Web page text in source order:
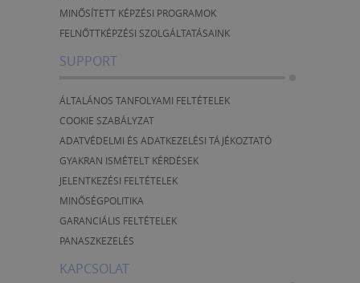
MINŐSÍTETT KÉPZÉSI PROGRAMOK
FELNŐTTKÉPZÉSI SZOLGÁLTATÁSAINK
SUPPORT
ÁLTALÁNOS TANFOLYAMI FELTÉTELEK
COOKIE SZABÁLYZAT
ADATVÉDELMI ÉS ADATKEZELÉSI TÁJÉKOZTATÓ
GYAKRAN ISMÉTELT KÉRDÉSEK
JELENTKEZÉSI FELTÉTELEK
MINŐSÉGPOLITIKA
GARANCIÁLIS FELTÉTELEK
PANASZKEZELÉS
KAPCSOLAT